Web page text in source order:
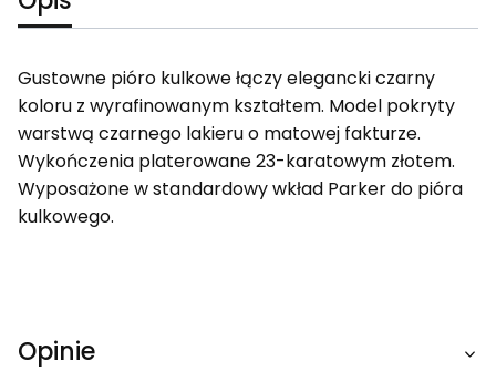
Gustowne pióro kulkowe łączy elegancki czarny
koloru z wyrafinowanym kształtem. Model pokryty
warstwą czarnego lakieru o matowej fakturze.
Wykończenia platerowane 23-karatowym złotem.
Wyposażone w standardowy wkład Parker do pióra
kulkowego.
Opinie